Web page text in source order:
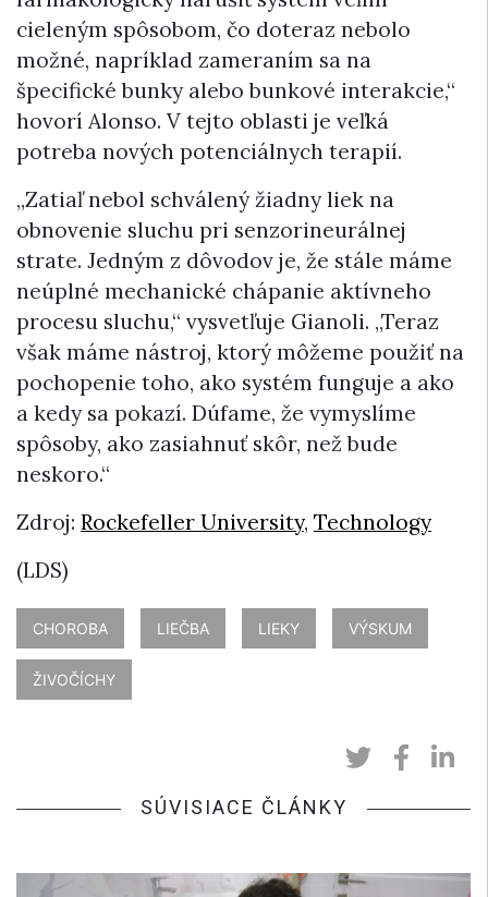
cieleným spôsobom, čo doteraz nebolo
možné, napríklad zameraním sa na
špecifické bunky alebo bunkové interakcie,“
hovorí Alonso. V tejto oblasti je veľká
potreba nových potenciálnych terapií.
„Zatiaľ nebol schválený žiadny liek na
obnovenie sluchu pri senzorineurálnej
strate. Jedným z dôvodov je, že stále máme
neúplné mechanické chápanie aktívneho
procesu sluchu,“ vysvetľuje Gianoli. „Teraz
však máme nástroj, ktorý môžeme použiť na
pochopenie toho, ako systém funguje a ako
a kedy sa pokazí. Dúfame, že vymyslíme
spôsoby, ako zasiahnuť skôr, než bude
neskoro.“
Zdroj: Rockefeller University, Technology
(LDS)
CHOROBA LIEČBA LIEKY VÝSKUM
ŽIVOČÍCHY
SÚVISIACE ČLÁNKY